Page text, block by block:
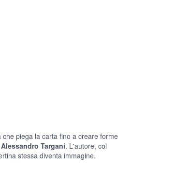
piega la carta fino a creare forme
Alessandro Targani. L'autore, col
stessa diventa immagine.